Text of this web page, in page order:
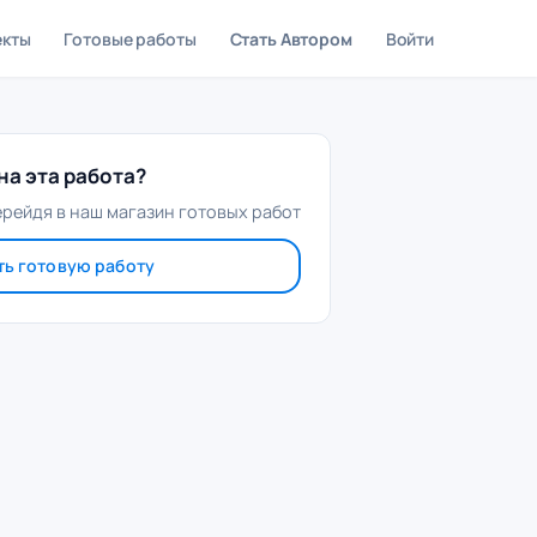
Готовые работы Стать Автором Войти
эта работа?
в наш магазин готовых работ
готовую работу